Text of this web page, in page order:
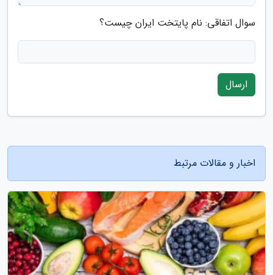
سوال اتفاقی: نام پایتخت ایران چیست؟
ارسال
اخبار و مقالات مرتبط